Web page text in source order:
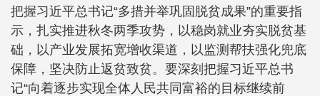
把握习近平总书记“多措并举巩固脱贫成果”的重要指
示，扎实推进秋冬两季攻势，以稳岗就业夯实脱贫基
础，以产业发展拓宽增收渠道，以监测帮扶强化兜底
保障，坚决防止返贫致贫。要深刻把握习近平总书
记“向着逐步实现全体人民共同富裕的目标继续前